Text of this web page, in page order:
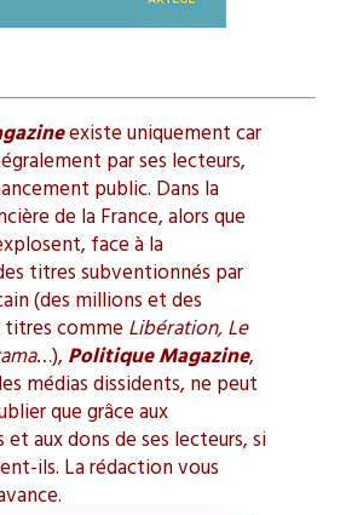
existe uniquement car
par ses lecteurs,
public. Dans la
de la France, alors que
face à la
titres subventionnés par
(des millions et des
titres comme Libération, Le
…), Politique Magazine,
médias dissidents, ne peut
que grâce aux
aux dons de ses lecteurs, si
ils. La rédaction vous